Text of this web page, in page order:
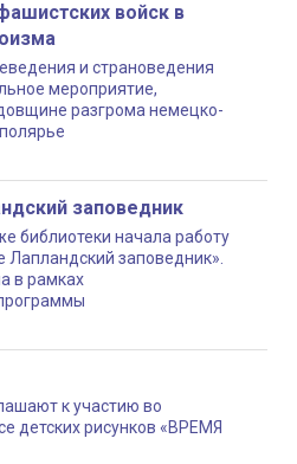
войск в
и страноведения
мероприятие,
разгрома немецко-
заповедник
библиотеки начала работу
Лапландский заповедник».
в рамках
к участию во
детских рисунков «ВРЕМЯ